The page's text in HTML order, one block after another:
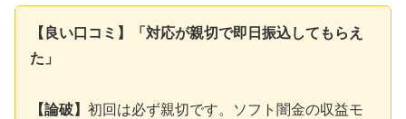
【良い口コミ】「対応が親切で即日振込してもらえ
た」
【論破】 初回は必ず親切です。ソフト闇金の収益モ